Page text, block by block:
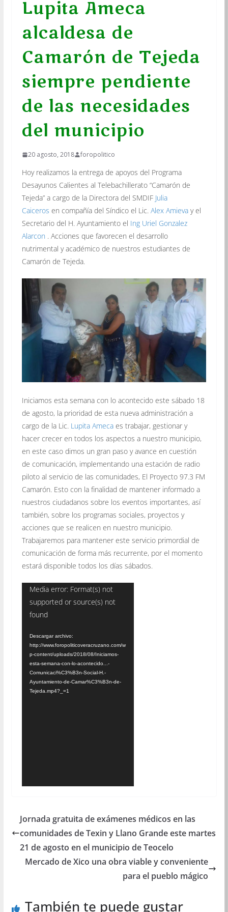
Lupita Ameca
alcaldesa de
Camarón de Tejeda
siempre pendiente
de las necesidades
del municipio
20 agosto, 2018 foropolitico
Hoy realizamos la entrega de apoyos del Programa
Desayunos Calientes al Telebachillerato “Camarón de
Tejeda” a cargo de la Directora del SMDIF Julia
Caiceros en compañía del Síndico el Lic. Alex Amievay el
Secretario del H. Ayuntamiento el Ing Uriel Gonzalez
Alarcon . Acciones que favorecen el desarrollo
nutrimental y académico de nuestros estudiantes de
Camarón de Tejeda.
Iniciamos esta semana con lo acontecido este sábado 18
de agosto, la prioridad de esta nueva administración a
cargo de la Lic. Lupita Amecaes trabajar, gestionar y
hacer crecer en todos los aspectos a nuestro municipio,
en este caso dimos un gran paso y avance en cuestión
de comunicación, implementando una estación de radio
piloto al servicio de las comunidades, El Proyecto 97.3 FM
Camarón. Esto con la finalidad de mantener informado a
nuestros ciudadanos sobre los eventos importantes, así
también, sobre los programas sociales, proyectos y
acciones que se realicen en nuestro municipio.
Trabajaremos para mantener este servicio primordial de
comunicación de forma más recurrente, por el momento
estará disponible todos los días sábados.
Reproductor
de
vídeo
Media error: Format(s) not
supported or source(s) not
found
Descargar archivo:
http://www.foropoliticoveracruzano.com/w
p-content/uploads/2018/08/Iniciamos-
esta-semana-con-lo-acontecido...-
Comunicaci%C3%B3n-Social-H.-
Ayuntamiento-de-Camar%C3%B3n-de-
Tejeda.mp4?_=1
Jornada gratuita de exámenes médicos en las
comunidades de Texin y Llano Grande este martes
21 de agosto en el municipio de Teocelo
Mercado de Xico una obra viable y conveniente
para el pueblo mágico
También te puede gustar